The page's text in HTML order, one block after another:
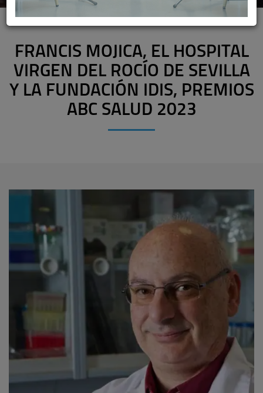
FRANCIS MOJICA, EL HOSPITAL
VIRGEN DEL ROCÍO DE SEVILLA
Y LA FUNDACIÓN IDIS, PREMIOS
ABC SALUD 2023